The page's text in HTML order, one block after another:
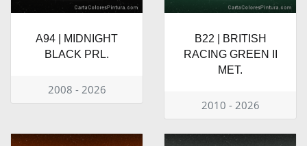
A94 | MIDNIGHT
BLACK PRL.
2008 - 2026
B22 | BRITISH
RACING GREEN II
MET.
2010 - 2026